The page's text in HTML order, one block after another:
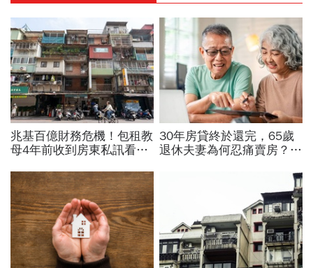
兆基百億財務危機！包租教
母4年前收到房東私訊看出
危」：為何租約越多，風險
越高？
30年房貸終於還完，65歲
退休夫妻為何忍痛賣房？
草」晚年才懂：房子不是越